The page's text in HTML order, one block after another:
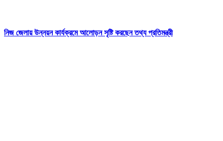
নিজ জেলায় উন্নয়ন কার্যক্রমে আলোড়ন সৃষ্টি করছেন তথ্য প্রতিমন্ত্রী